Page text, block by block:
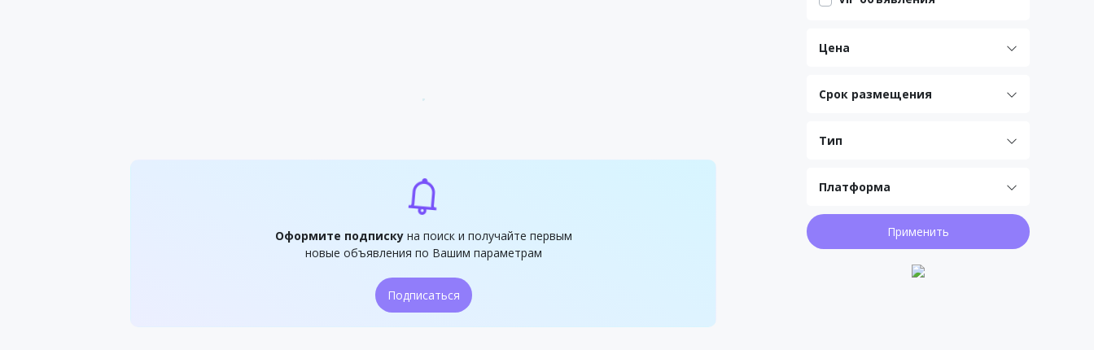
Оформите подпискуна поиск и получайте первым
новые объявления по Вашим параметрам
Подписаться
Цена
Срок размещения
Тип
Платформа
Применить